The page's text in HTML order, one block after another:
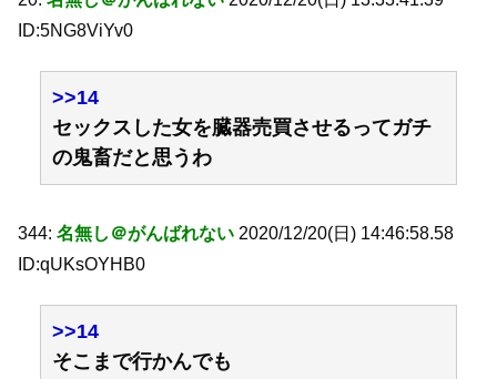
ID:5NG8ViYv0
>>14
セックスした女を臓器売買させるってガチ
の鬼畜だと思うわ
344: 名無し＠がんばれない 2020/12/20(日) 14:46:58.58
ID:qUKsOYHB0
>>14
そこまで行かんでも